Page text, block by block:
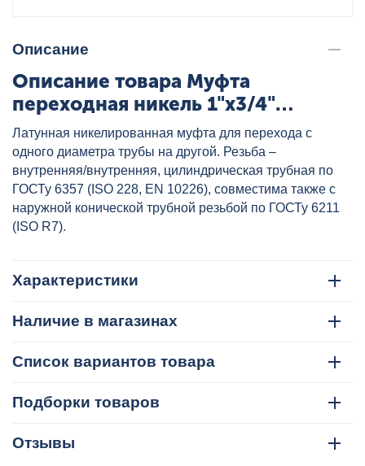
Описание
Описание товара Муфта
переходная никель 1"x3/4"
VALTEC, артикул: VTr.240.N.0605
Латунная никелированная муфта для перехода с
одного диаметра трубы на другой. Резьба –
внутренняя/внутренняя, цилиндрическая трубная по
ГОСТу 6357 (ISO 228, EN 10226), совместима также с
наружной конической трубной резьбой по ГОСТу 6211
(ISO R7).
Характеристики
Наличие в магазинах
Список вариантов товара
Подборки товаров
Отзывы